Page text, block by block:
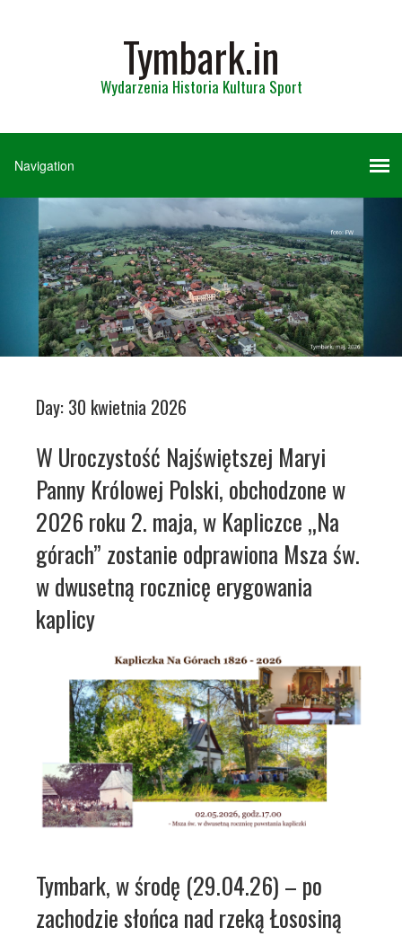
Tymbark.in
Wydarzenia Historia Kultura Sport
Day: 30 kwietnia 2026
W Uroczystość Najświętszej Maryi
Panny Królowej Polski, obchodzone w
2026 roku 2. maja, w Kapliczce „Na
górach” zostanie odprawiona Msza św.
w dwusetną rocznicę erygowania
kaplicy
Tymbark, w środę (29.04.26) – po
zachodzie słońca nad rzeką Łososiną